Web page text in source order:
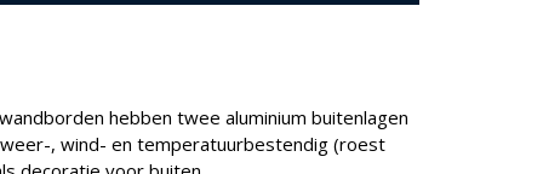
hebben twee aluminium buitenlagen
, wind- en temperatuurbestendig (roest